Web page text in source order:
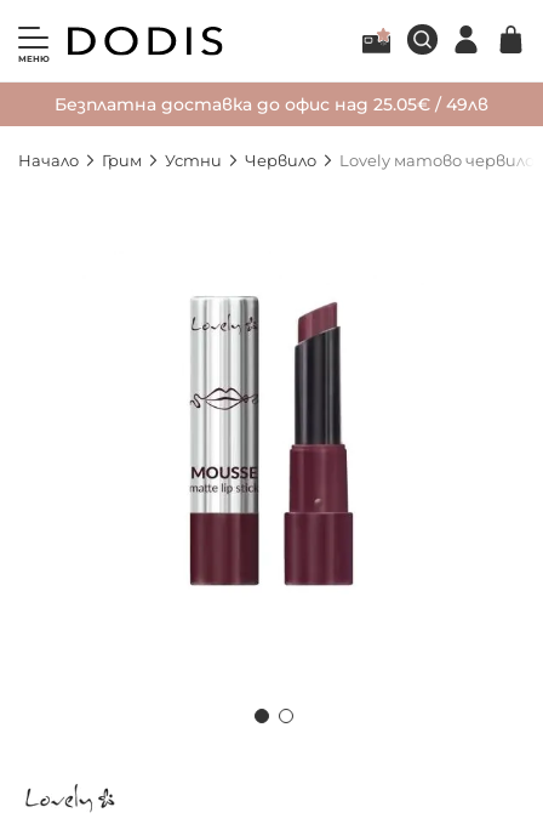
МЕНЮ
Безплатна доставка до офис над 25.05€ / 49лв
Начало Грим Устни Червило Lovely матово червило
началото